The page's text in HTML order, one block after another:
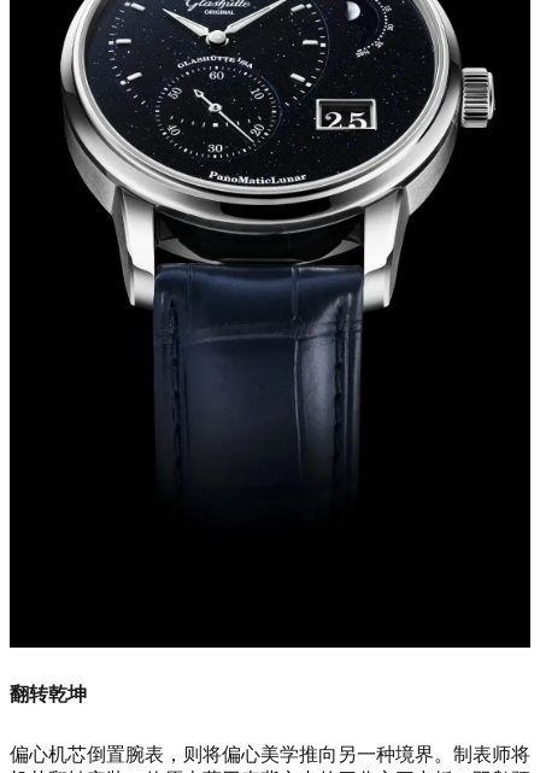
翻转乾坤
偏心机芯倒置腕表，则将偏心美学推向另一种境界。制表师将